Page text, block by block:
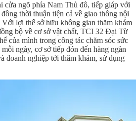
cửa ngõ phía Nam Thủ đô, tiếp giáp với
thời thuận tiện cả về giao thông nội
lợi thế sở hữu không gian thăm khám
bộ về cơ sở vật chất, TCI 32 Đại Từ
của mình trong công tác chăm sóc sức
ngày, cơ sở tiếp đón đến hàng ngàn
doanh nghiệp tới thăm khám, sử dụng